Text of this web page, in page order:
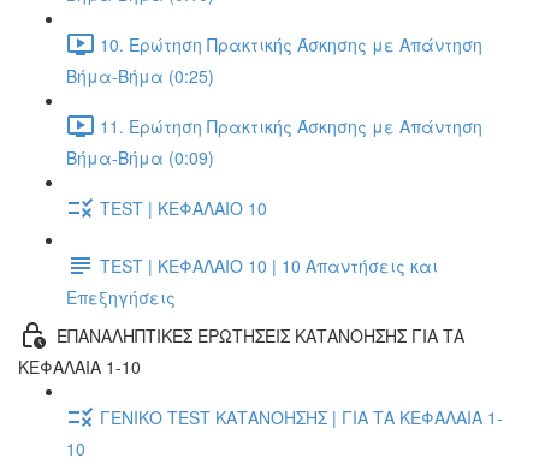
10. Ερώτηση Πρακτικής Άσκησης με Απάντηση
Βήμα-Βήμα (0:25)
11. Ερώτηση Πρακτικής Άσκησης με Απάντηση
Βήμα-Βήμα (0:09)
TEST | ΚΕΦΑΛΑΙΟ 10
TEST | ΚΕΦΑΛΑΙΟ 10 | 10 Απαντήσεις και
Επεξηγήσεις
ΕΠΑΝΑΛΗΠΤΙΚΕΣ ΕΡΩΤΗΣΕΙΣ ΚΑΤΑΝΟΗΣΗΣ ΓΙΑ ΤΑ
ΚΕΦΑΛΑΙΑ 1-10
ΓΕΝΙΚΟ TEST ΚΑΤΑΝΟΗΣΗΣ | ΓΙΑ ΤΑ ΚΕΦΑΛΑΙΑ 1-
10